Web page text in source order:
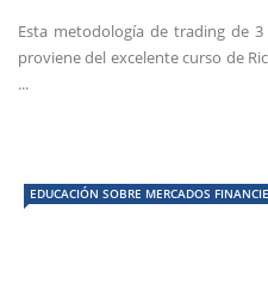
Esta metodología de trading de
proviene del excelente curso de
...
EDUCACIÓN SOBRE MERCADOS